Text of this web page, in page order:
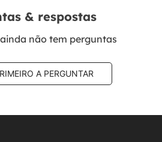
& respostas
não tem perguntas
A PERGUNTAR